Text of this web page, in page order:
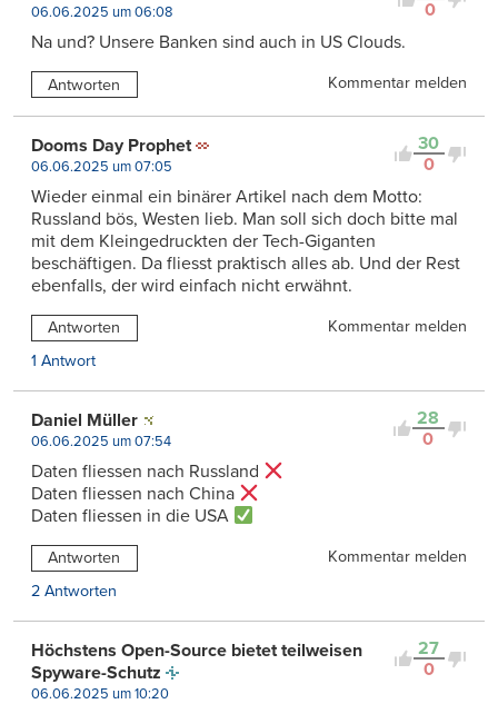
0
06.06.2025 um 06:08
Na und? Unsere Banken sind auch in US Clouds.
Antworten Kommentar melden
30
0
Dooms Day Prophet
06.06.2025 um 07:05
Wieder einmal ein binärer Artikel nach dem Motto:
Russland bös, Westen lieb. Man soll sich doch bitte mal
mit dem Kleingedruckten der Tech-Giganten
beschäftigen. Da fliesst praktisch alles ab. Und der Rest
ebenfalls, der wird einfach nicht erwähnt.
Antworten
Kommentar melden
1 Antwort
28
0
Daniel Müller
06.06.2025 um 07:54
Daten fliessen nach Russland
Daten fliessen nach China
Daten fliessen in die USA
Antworten
Kommentar melden
2 Antworten
27
0
Höchstens Open-Source bietet teilweisen
Spyware-Schutz
06.06.2025 um 10:20